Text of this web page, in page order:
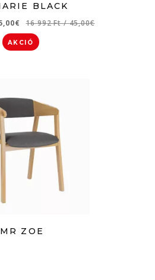
BLACK
16 992 Ft/ 45,00€
AKCIÓ
MR ZOE